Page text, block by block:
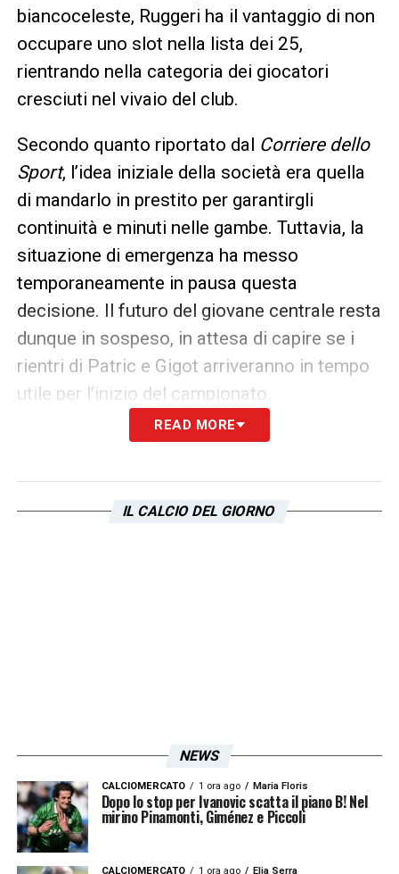
biancoceleste, Ruggeri ha il vantaggio di non
occupare uno slot nella lista dei 25,
rientrando nella categoria dei giocatori
cresciuti nel vivaio del club.
Secondo quanto riportato dal Corriere dello
Sport, l’idea iniziale della società era quella
di mandarlo in prestito per garantirgli
continuità e minuti nelle gambe. Tuttavia, la
situazione di emergenza ha messo
temporaneamente in pausa questa
decisione. Il futuro del giovane centrale resta
dunque in sospeso, in attesa di capire se i
rientri di Patric e Gigot arriveranno in tempo
utile per l’inizio del campionato.
Nel frattempo, laLaziovaluta con attenzione
arretrato potrebbe avere conseguenze anche
READ MORE
IL CALCIO DEL GIORNO
NEWS
CALCIOMERCATO 1 ora ago Maria Floris
Dopo lo stop per Ivanovic scatta il piano B! Nel
mirino Pinamonti, Giménez e Piccoli
CALCIOMERCATO 1 ora ago Elia Serra